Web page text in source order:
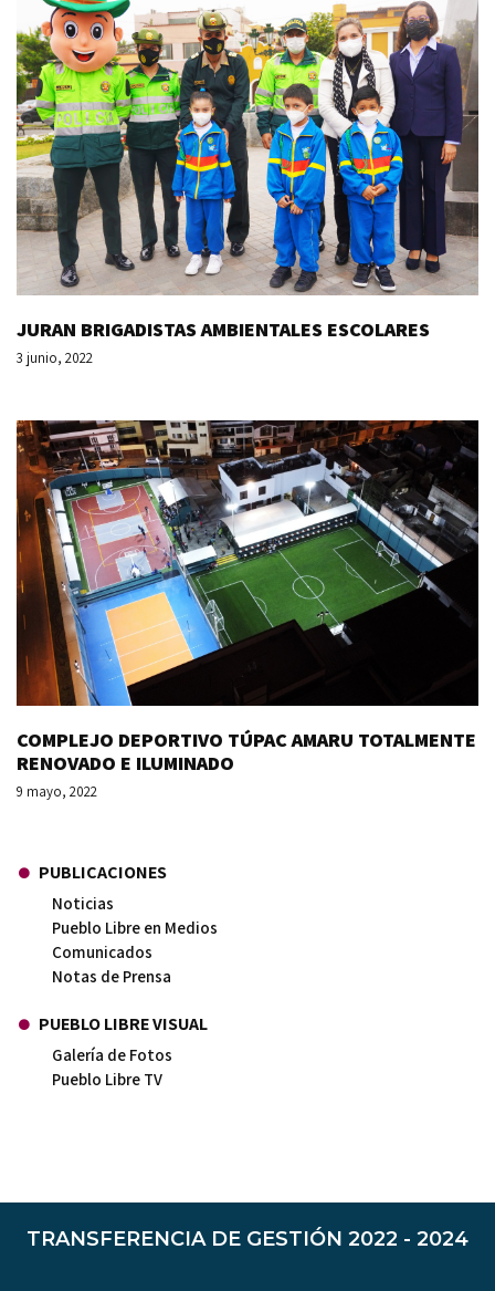
JURAN BRIGADISTAS AMBIENTALES ESCOLARES
3 junio, 2022
COMPLEJO DEPORTIVO TÚPAC AMARU TOTALMENTE
RENOVADO E ILUMINADO
9 mayo, 2022
PUBLICACIONES
Noticias
Pueblo Libre en Medios
Comunicados
Notas de Prensa
PUEBLO LIBRE VISUAL
Galería de Fotos
Pueblo Libre TV
TRANSFERENCIA DE GESTIÓN 2022 - 2024